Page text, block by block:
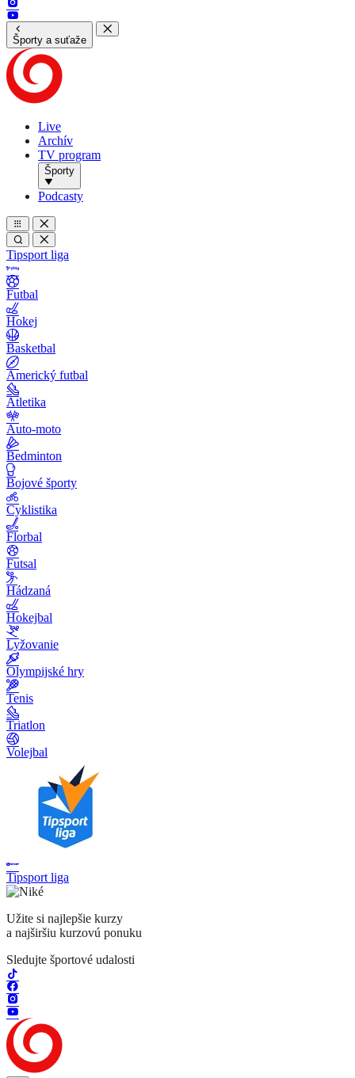
Športy a suťaže
Live
Archív
TV program
Športy
Podcasty
Tipsport liga
Futbal
Hokej
Basketbal
Americký futbal
Atletika
Auto-moto
Bedminton
Bojové športy
Cyklistika
Florbal
Futsal
Hádzaná
Hokejbal
Lyžovanie
Olympijské hry
Tenis
Triatlon
Volejbal
Tipsport liga
Užite si najlepšie kurzy
a najširšiu kurzovú ponuku
Sledujte športové udalosti